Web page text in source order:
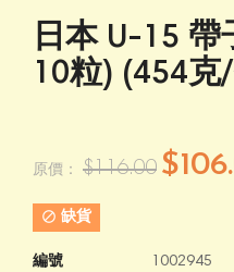
日本 U-15
10粒) (454克
原價： $116.00
 缺貨
編號 1002945